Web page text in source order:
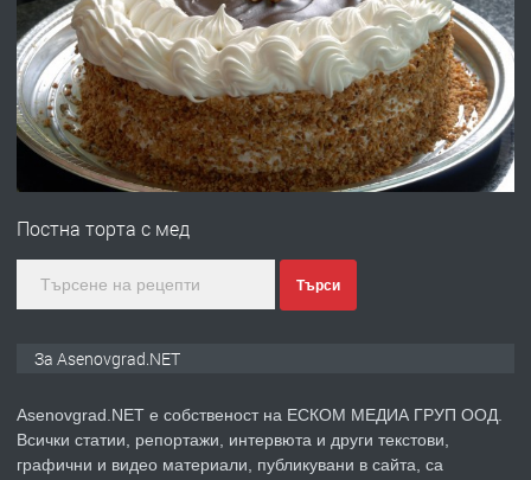
ПРЕДЛАГА
Професионална броячна машина -
със сертификат от ЕЦБ
преди 1 година
ПРЕДЛАГА
Професионална зеленчукорезачка
преди 2 години
Постна торта с мед
Търси
За Asenovgrad.NET
Asenovgrad.NET е собственост на ЕСКОМ МЕДИА ГРУП ООД.
Всички статии, репортажи, интервюта и други текстови,
графични и видео материали, публикувани в сайта, са